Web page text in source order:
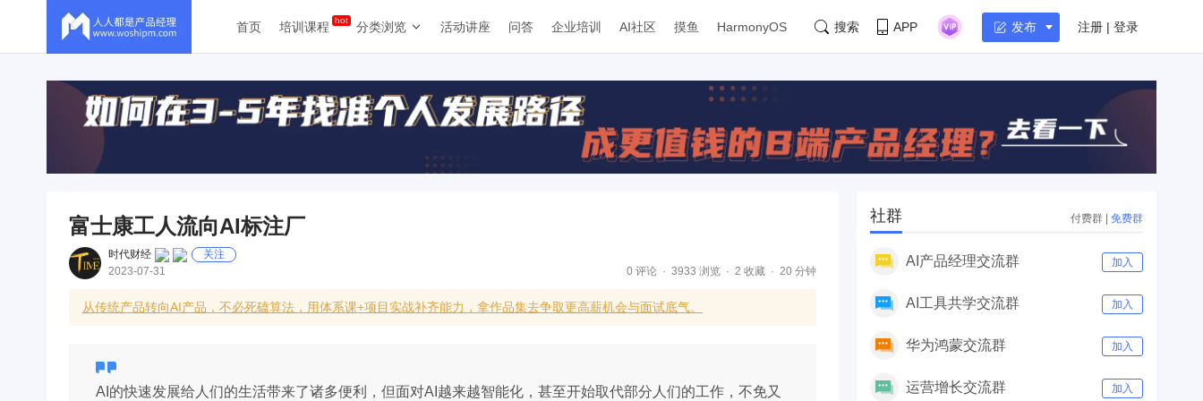
首页 培训课程 分类浏览 活动讲座 问答 企业培训 AI社区 摸鱼 HarmonyOS 搜索 APP 发布 注册 | 登录
富士康工人流向AI标注厂
时代财经
关注
2023-07-31
0 评论 3933 浏览 2 收藏 20 分钟
从传统产品转向AI产品，不必死磕算法，用体系课+项目实战补齐能力，拿作品集去争取更高薪机会与面试底气。
AI的快速发展给人们的生活带来了诸多便利，但面对AI越来越智能化，甚至开始取代部分人们的工作，不免又
社群 付费群 | 免费群
AI产品经理交流群 加入
AI工具共学交流群 加入
华为鸿蒙交流群 加入
运营增长交流群 加入